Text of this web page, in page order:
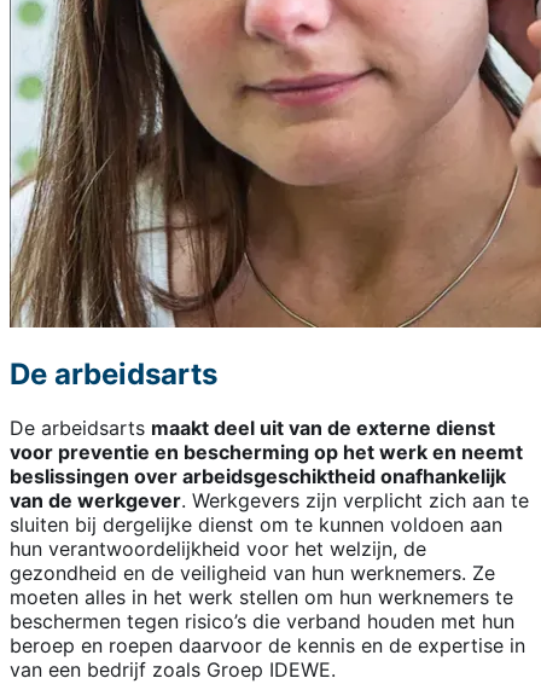
De arbeidsarts
De arbeidsarts maakt deel uit van de externe dienst
voor preventie en bescherming op het werk en neemt
beslissingen over arbeidsgeschiktheid onafhankelijk
van de werkgever. Werkgevers zijn verplicht zich aan te
sluiten bij dergelijke dienst om te kunnen voldoen aan
hun verantwoordelijkheid voor het welzijn, de
gezondheid en de veiligheid van hun werknemers. Ze
moeten alles in het werk stellen om hun werknemers te
beschermen tegen risico’s die verband houden met hun
beroep en roepen daarvoor de kennis en de expertise in
van een bedrijf zoals Groep IDEWE.